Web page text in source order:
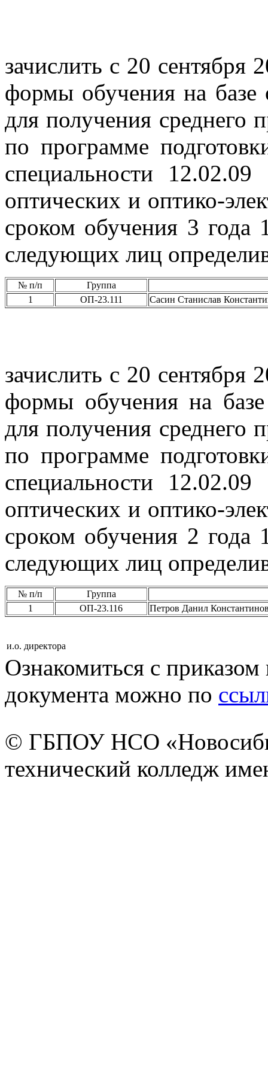
зачислить с 20 сентября
формы обучения на базе
для получения среднего
по программе
специальности 12.02.09
оптических и оптико-
сроком обучения 3 года
следующих лиц
№ п/п
Группа
1
ОП-23.111 Сасин Станислав
зачислить с 20 сентября
формы обучения на базе
для получения среднего
по программе
специальности 12.02.09
оптических и оптико-
сроком обучения 2 года
следующих лиц
№ п/п
Группа
1
ОП-23.116 Петров Данил
и.о. директора
Ознакомиться с
документа можно по
© ГБПОУ НСО
технический колледж